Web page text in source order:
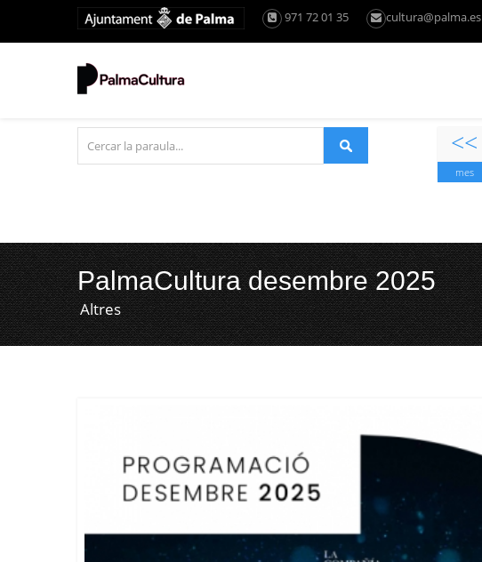
971 72 01 35 cultura@palma.es
<<
mes
PalmaCultura desembre 2025
Altres